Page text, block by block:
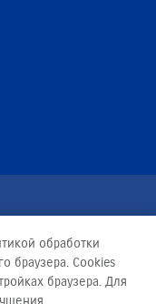
обработки
браузера. Cookies
браузера. Для